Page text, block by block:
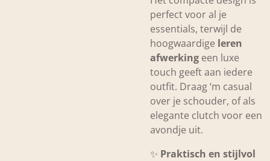
perfect voor al je
essentials, terwijl de
hoogwaardige leren
afwerking een luxe
touch geeft aan iedere
outfit. Draag ‘m casual
over je schouder, of als
elegante clutch voor een
avondje uit.
✨ Praktisch en stijlvol